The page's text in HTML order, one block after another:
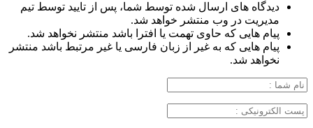
دیدگاه های ارسال شده توسط شما، پس از تایید توسط تیم
مدیریت در وب منتشر خواهد شد.
پیام هایی که حاوی تهمت یا افترا باشد منتشر نخواهد شد.
پیام هایی که به غیر از زبان فارسی یا غیر مرتبط باشد منتشر
نخواهد شد.